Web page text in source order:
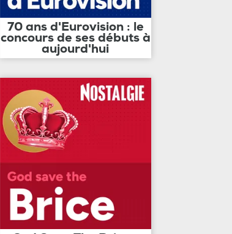
70 ans d'Eurovision : le
concours de ses débuts à
aujourd'hui